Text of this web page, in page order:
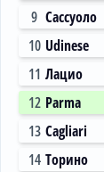
9 Сассуоло
10 Udinese
11 Лацио
12 Parma
13 Cagliari
14 Торино